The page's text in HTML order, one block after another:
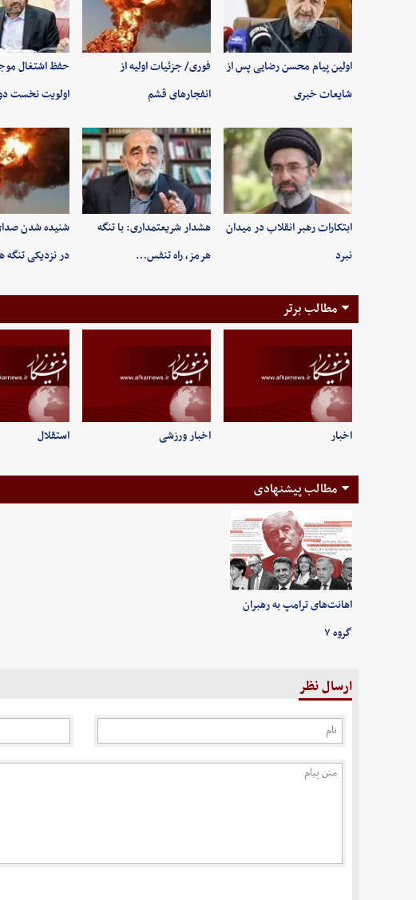
اولین پیام محسن رضایی پس از
شایعات خبری
فوری/ جزئیات اولیه از
انفجارهای قشم
حفظ اشتغال
اولویت نخست
ابتکارات رهبر انقلاب در میدان
نبرد
هشدار شریعتمداری: با تنگه
هرمز، راه تنفس…
شنیده شدن
در نزدیکی تنگه
مطالب برتر
اخبار اخبار ورزشی استقلال
مطالب پیشنهادی
اهانت‌های ترامپ به رهبران
گروه ۷
ارسال نظر